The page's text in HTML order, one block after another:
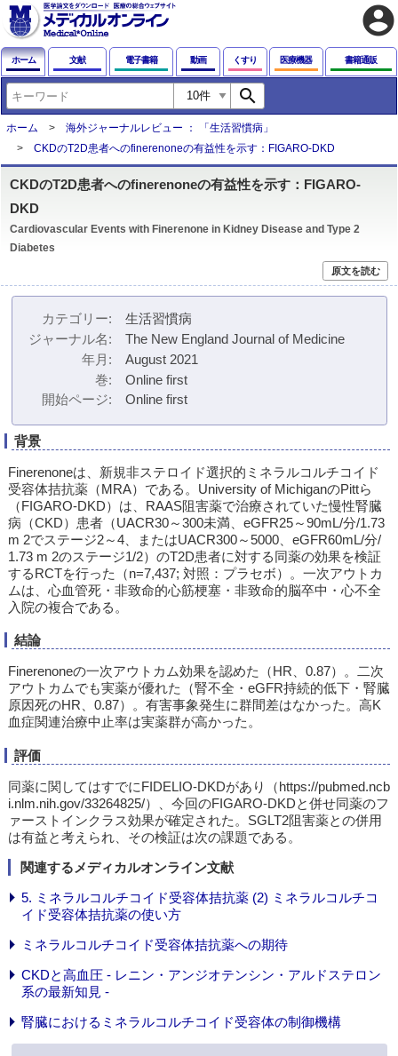
account_circle
ホーム 文献 電子書籍 動画 くすり 医療機器 書籍通販
search
ホーム
海外ジャーナルレビュー ： 「生活習慣病」
CKDのT2D患者へのfinerenoneの有益性を示す：FIGARO-DKD
CKDのT2D患者へのfinerenoneの有益性を示す：FIGARO-
DKD
Cardiovascular Events with Finerenone in Kidney Disease and Type 2
Diabetes
原文を読む
カテゴリー
生活習慣病
ジャーナル名
The New England Journal of Medicine
年月
August 2021
巻
Online first
開始ページ
Online first
背景
Finerenoneは、新規非ステロイド選択的ミネラルコルチコイド
受容体拮抗薬（MRA）である。University of MichiganのPittら
（FIGARO-DKD）は、RAAS阻害薬で治療されていた慢性腎臓
病（CKD）患者（UACR30～300未満、eGFR25～90mL/分/1.73
m 2でステージ2～4、またはUACR300～5000、eGFR60mL/分/
1.73 m 2のステージ1/2）のT2D患者に対する同薬の効果を検証
するRCTを行った（n=7,437; 対照：プラセボ）。一次アウトカ
ムは、心血管死・非致命的心筋梗塞・非致命的脳卒中・心不全
入院の複合である。
結論
Finerenoneの一次アウトカム効果を認めた（HR、0.87）。二次
アウトカムでも実薬が優れた（腎不全・eGFR持続的低下・腎臓
原因死のHR、0.87）。有害事象発生に群間差はなかった。高K
血症関連治療中止率は実薬群が高かった。
評価
同薬に関してはすでにFIDELIO-DKDがあり（https://pubmed.ncb
i.nlm.nih.gov/33264825/）、今回のFIGARO-DKDと併せ同薬のフ
ァーストインクラス効果が確定された。SGLT2阻害薬との併用
は有益と考えられ、その検証は次の課題である。
関連するメディカルオンライン文献
5. ミネラルコルチコイド受容体拮抗薬 (2) ミネラルコルチコ
イド受容体拮抗薬の使い方
ミネラルコルチコイド受容体拮抗薬への期待
CKDと高血圧 - レニン・アンジオテンシン・アルドステロン
系の最新知見 -
腎臓におけるミネラルコルチコイド受容体の制御機構